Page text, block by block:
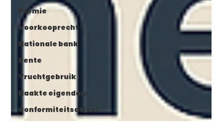
Premie
Voorkooprecht
Nationale bank
Rente
Vruchtgebruik
Naakte eigendom
Conformiteitsattest